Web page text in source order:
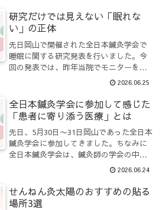
改めて考えたことがあります。それは、
私はなぜ学会に参加するのだ...
研究だけでは見えない「眠れな
い」の正体
先日岡山で開催された全日本鍼灸学会で
睡眠に関する研究発表を行いました。今
回の発表では、昨年当院でモニターを募
集した睡眠改善鍼灸に興味を持って来院
「アテネ不眠尺度」を用いて、どのよう
な特徴を持った方が来院さ...
2026.06.25
全日本鍼灸学会に参加して感じた
「患者に寄り添う医療」とは
先日、5月30日〜31日岡山であった全日本
鍼灸学会に参加してきました。ちなみに
全日本鍼灸学会は、鍼灸師の学会の中で
も最も規模が大きく、全国から多くの鍼
る学術大会です。今回の学会テーマは
「患者に寄り添う医療...
2026.06.24
せんねん灸太陽のおすすめの貼る
場所3選